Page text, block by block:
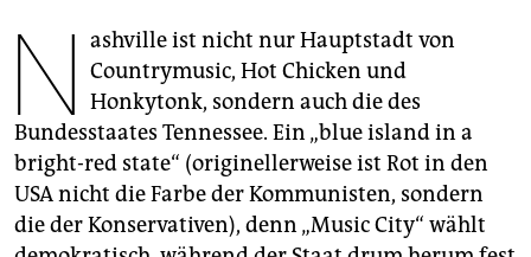
abo
genossenschaft
epaper login
N ashville ist nicht nur Hauptstadt von
Countrymusic, Hot Chicken und
Honkytonk, sondern auch die des
Bundesstaates Tennessee. Ein „blue island in a
bright-red state“ (originellerweise ist Rot in den
USA nicht die Farbe der Kommunisten, sondern
die der Konservativen), denn „Music City“ wählt